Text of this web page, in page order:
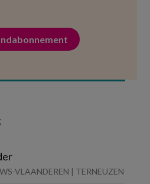
VLAANDEREN | TERNEUZEN